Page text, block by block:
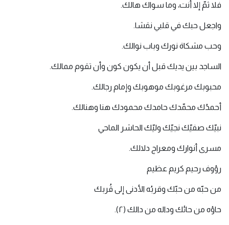
فلا ثمّ إلا أنت، وما سواك هالك.
واجعل حبك في قلبي نقشا.
وحب مشكاة نورك وباب نوالك.
الساجد بين يديك قبل أن يكون كون وأن تقوم ممالك.
محبوبك مرغوبك موهوبك وإمام رجالك.
أحمدُك محمّدك حامدك محمودك هنا وهنالك.
نبيّك صفيّك نجيّك وليّك الحاشر الماحي
مسرى أنوارك ومعراج دلالك.
رؤوف رحيم كريم عظيم
من حبّه من حبّك وقربُه الأدنى إلى قُربك
حاؤه من حائك وداله من دالك (٢).